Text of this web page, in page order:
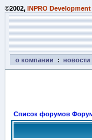
©2002, INPRO
о компании : новости
Список форумов